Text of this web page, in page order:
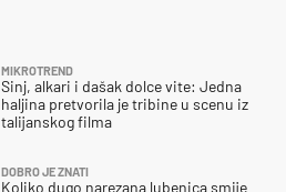
MIKROTREND
Sinj, alkari i dašak dolce vite: Jedna
haljina pretvorila je tribine u scenu iz
talijanskog filma
DOBRO JE ZNATI
Koliko dugo narezana lubenica smije